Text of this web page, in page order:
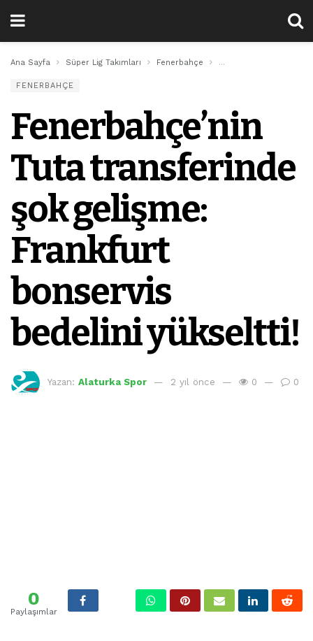
Ana Sayfa Süper Lig Takımları Fenerbahçe Fenerbahçe’nin Tuta
FENERBAHÇE
Fenerbahçe’nin
Tuta transferinde
şok gelişme:
Frankfurt
bonservis
bedelini yükseltti!
Yazan: Alaturka Spor 2 yıl önce 0 0
0
Paylaşımlar